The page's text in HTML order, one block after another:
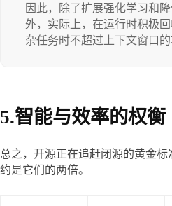
因此，除了扩展强化学习和
外，实际上，在运行时积极
杂任务时不超过上下文窗口的
5.智能与效率的权衡
总之，开源正在追赶闭源的黄金
约是它们的两倍。